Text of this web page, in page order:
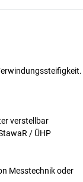
verstellbar
/ ÜHP
Messtechnik oder